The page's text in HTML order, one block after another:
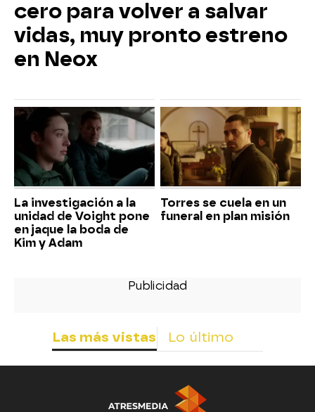
cero para volver a salvar
vidas, muy pronto estreno
en Neox
La investigación a la
unidad de Voight pone
en jaque la boda de
Kim y Adam
Torres se cuela en un
funeral en plan misión
Las más vistas Lo último